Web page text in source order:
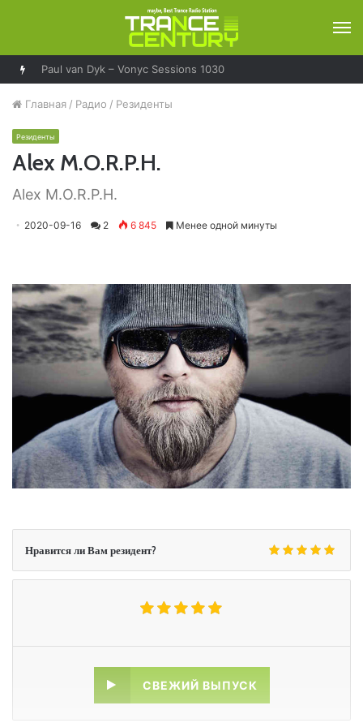
Ferry Corsten – Resonation Radio 296
Главная / Радио / Резиденты
Резиденты
Alex M.O.R.P.H.
Alex M.O.R.P.H.
2020-09-16 2 6 845 Менее одной минуты
Нравится ли Вам резидент?
СВЕЖИЙ ВЫПУСК